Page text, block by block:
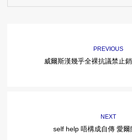
PREVIOUS
威爾斯漢幾乎全裸抗議禁止
NEXT
self help 唔構成自傳 愛爾